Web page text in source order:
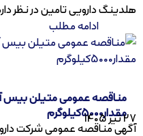
هلدینگ دارویی تامین در نظر
ادامه مطلب
27 تیر 1405
مناقصه عمومی متیلن بیس
مقدار5000کیلوگرم
آگهی مناقصه عمومی شرکت